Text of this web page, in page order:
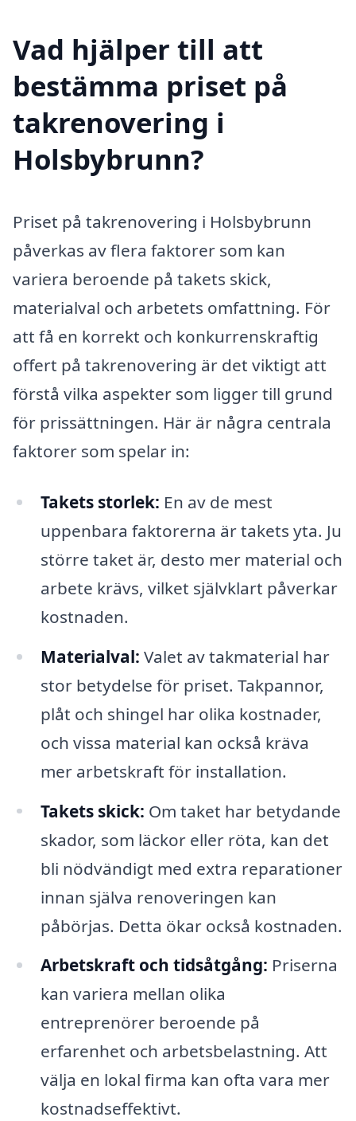
Vad hjälper till att
bestämma priset på
takrenovering i
Holsbybrunn?
Priset på takrenovering i Holsbybrunn
påverkas av flera faktorer som kan
variera beroende på takets skick,
materialval och arbetets omfattning. För
att få en korrekt och konkurrenskraftig
offert på takrenovering är det viktigt att
förstå vilka aspekter som ligger till grund
för prissättningen. Här är några centrala
faktorer som spelar in:
Takets storlek: En av de mest
uppenbara faktorerna är takets yta. Ju
större taket är, desto mer material och
arbete krävs, vilket självklart påverkar
kostnaden.
Materialval: Valet av takmaterial har
stor betydelse för priset. Takpannor,
plåt och shingel har olika kostnader,
och vissa material kan också kräva
mer arbetskraft för installation.
Takets skick: Om taket har betydande
skador, som läckor eller röta, kan det
bli nödvändigt med extra reparationer
innan själva renoveringen kan
påbörjas. Detta ökar också kostnaden.
Arbetskraft och tidsåtgång: Priserna
kan variera mellan olika
entreprenörer beroende på
erfarenhet och arbetsbelastning. Att
välja en lokal firma kan ofta vara mer
kostnadseffektivt.